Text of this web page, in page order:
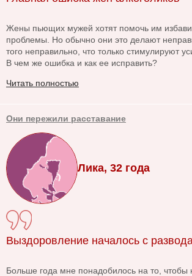
Жены пьющих мужей хотят помочь им
проблемы. Но обычно они это делают
того неправильно, что только стимулируют
В чем же ошибка и как ее исправить?
Читать полностью
Они пережили расставание
Лика, 32 года
Выздоровление началось с
Больше года мне понадобилось на то, чтобы